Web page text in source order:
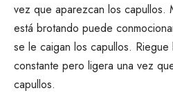
vez que aparezcan los capullos.
está brotando puede
se le caigan los capullos. Riegue
constante pero ligera una vez
capullos.